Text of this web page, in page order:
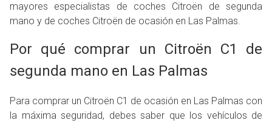
mayores especialistas de coches Citroën de segunda
mano y de coches Citroën de ocasión en Las Palmas.
Por qué comprar un Citroën C1 de
segunda mano en Las Palmas
Para comprar un Citroën C1 de ocasión en Las Palmas con
la máxima seguridad, debes saber que los vehículos de